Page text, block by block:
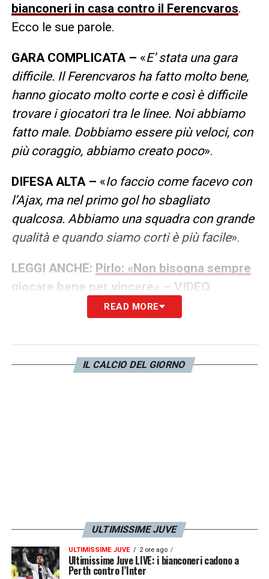
bianconeri in casa contro il Ferencvaros.
Ecco le sue parole.
GARA COMPLICATA – «E’ stata una gara
difficile. Il Ferencvaros ha fatto molto bene,
hanno giocato molto corte e così è difficile
trovare i giocatori tra le linee. Noi abbiamo
fatto male. Dobbiamo essere più veloci, con
più coraggio, abbiamo creato poco».
DIFESA ALTA – «Io faccio come facevo con
l’Ajax, ma nel primo gol ho sbagliato
qualcosa. Abbiamo una squadra con grande
qualità e quando siamo corti è più facile».
LEGGI ANCHE: Pirlo: «Non bisogna sempre
giocare bene per vincere» – VIDEO
READ MORE
IL CALCIO DEL GIORNO
ULTIMISSIME JUVE
ULTIMISSIME JUVE 2 ore ago
Ultimissime Juve LIVE: i bianconeri cadono a
Perth contro l’Inter